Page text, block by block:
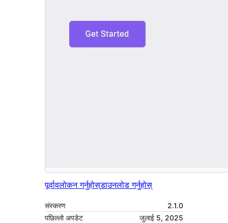
पूर्वावलोकन गर्नुहोस्डाउनलोड गर्नुहोस्
संस्करण
2.1.0
पछिल्लो अपडेट
जुलाई 5, 2025